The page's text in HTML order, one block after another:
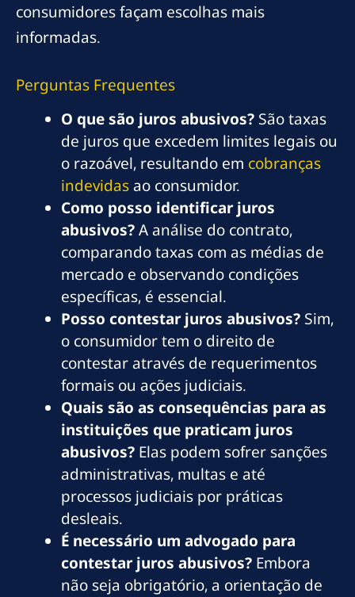
consumidores façam escolhas mais
informadas.
Perguntas Frequentes
O que são juros abusivos? São taxas
de juros que excedem limites legais ou
o razoável, resultando em cobranças
indevidasao consumidor.
Como posso identificar juros
abusivos?A análise do contrato,
comparando taxas com as médias de
mercado e observando condições
específicas, é essencial.
Posso contestar juros abusivos? Sim,
o consumidor tem o direito de
contestar através de requerimentos
formais ou ações judiciais.
Quais são as consequências para as
instituições que praticam juros
abusivos? Elas podem sofrer sanções
administrativas, multas e até
processos judiciais por práticas
desleais.
É necessário um advogado para
contestar juros abusivos? Embora
não seja obrigatório, a orientação de